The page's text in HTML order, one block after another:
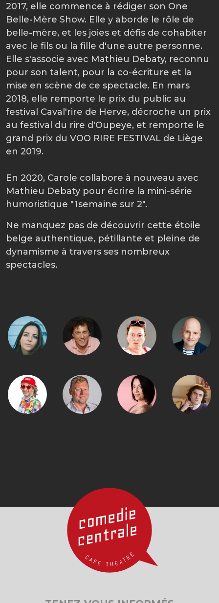
2017, elle commence à rédiger son One
Belle-Mère Show. Elle y aborde le rôle de
belle-mère, et les joies et défis de cohabiter
avec le fils ou la fille d'une autre personne.
Elle s'associe avec Mathieu Debaty, reconnu
pour son talent, pour la co-écriture et la
mise en scène de ce spectacle. En mars
2018, elle remporte le prix du public au
festival Caval'rire de Herve, décroche un prix
au festival du rire d'Oupeye, et remporte le
grand prix du VOO RIRE FESTIVAL de Liège
en 2019.
En 2020, Carole collabore à nouveau avec
Mathieu Debaty pour écrire la mini-série
humoristique "1semaine sur 2".
Ne manquez pas de découvrir cette étoile
belge authentique, pétillante et pleine de
dynamisme à travers ses nombreux
spectacles.